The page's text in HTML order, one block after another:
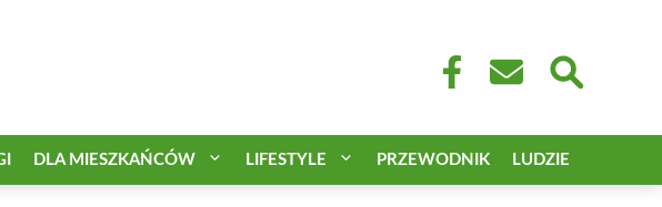
DLA MIESZKAŃCÓW LIFESTYLE PRZEWODNIK LUDZIE